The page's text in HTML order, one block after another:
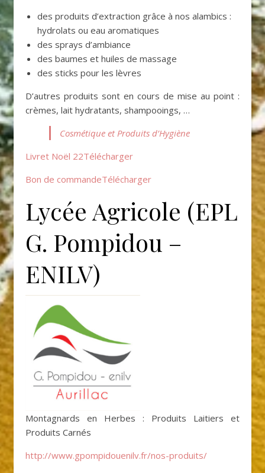
des produits d’extraction grâce à nos alambics :
hydrolats ou eau aromatiques
des sprays d’ambiance
des baumes et huiles de massage
des sticks pour les lèvres
D’autres produits sont en cours de mise au point :
crèmes, lait hydratants, shampooings, …
Cosmétique et Produits d’Hygiène
Livret Noël 22Télécharger
Bon de commandeTélécharger
Lycée Agricole (EPL
G. Pompidou –
ENILV)
Montagnards en Herbes : Produits Laitiers et
Produits Carnés
http://www.gpompidouenilv.fr/nos-produits/